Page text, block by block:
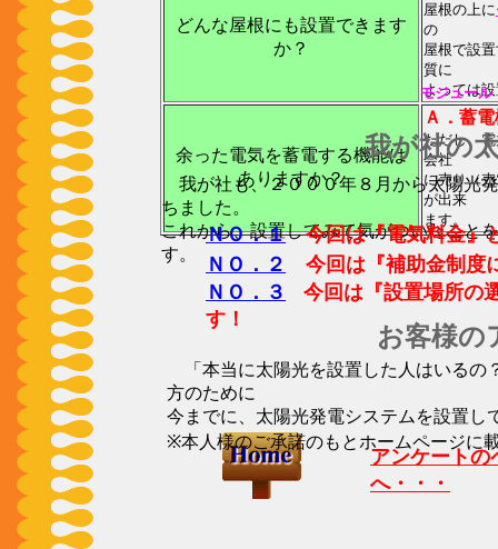
どんな屋根にも設置できます
か？
屋根の上に
の
屋根で設
質に
よっては
余った電気を蓄電する機能は
ありますか？
Ａ．蓄
ただし、
会社
に売り（
が出来
ます。
モジュール
我が社の
我が社も、２０００年８月から太陽光
ちました。
これから、設置してみて気がついたこと
す。
ＮＯ．１今回は『電気料金』
ＮＯ．２
今回は『補助金制度
お客様の
「本当に太陽光を設置した人はいるの
方のために
今までに、太陽光発電システムを設置し
※本人様のご承諾のもとホームページに
アンケートの
へ・・・
ＮＯ．３
今回は『設置場所の
す！